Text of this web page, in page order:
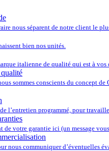
nous séparent de notre client le
bien nos unités.
italienne de qualité qui est à
sommes conscients du concept de
l’entretien programmé, pour
de votre garantie ici (un message
nous communiquer d’éventuelles